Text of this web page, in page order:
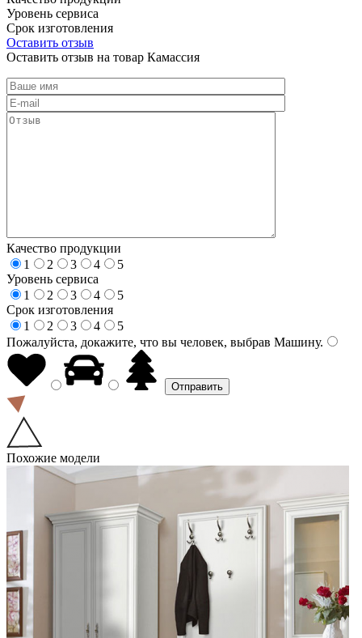
Уровень сервиса
Срок изготовления
Оставить отзыв
Оставить отзыв на товар Камассия
Качество продукции
1
2 3 4
5
Уровень сервиса
1
2 3 4
5
Срок изготовления
1
2 3 4
5
Пожалуйста, докажите, что вы человек, выбрав Машину.
Похожие модели